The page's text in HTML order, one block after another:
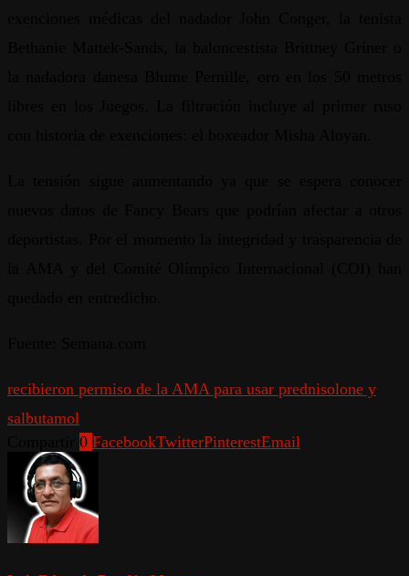
recibieron permiso de la AMA para usar prednisolone y
salbutamol
0 FacebookTwitterPinterestEmail